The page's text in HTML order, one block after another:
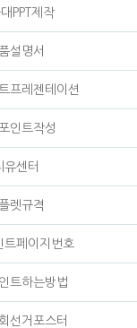
PPT제작
설명서
프레젠테이션
인트작성
유센터
렛규격
트페이지번호
트하는방법
선거포스터